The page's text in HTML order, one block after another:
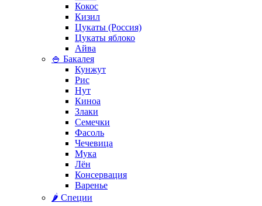
Кокос
Кизил
Цукаты (Россия)
Цукаты яблоко
Айва
🍚 Бакалея
Кунжут
Рис
Нут
Киноа
Злаки
Семечки
Фасоль
Чечевица
Мука
Лён
Консервация
Варенье
🌶️ Специи